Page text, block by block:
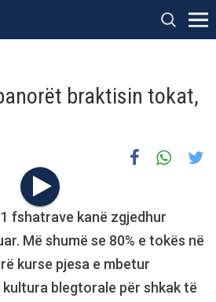
braktisin tokat,
fshatrave kanë zgjedhur
Më shumë se 80% e tokës në
kurse pjesa e mbetur
blegtorale për shkak të